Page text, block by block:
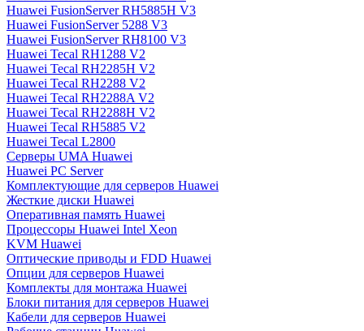
Huawei FusionServer RH5885H V3
Huawei FusionServer 5288 V3
Huawei FusionServer RH8100 V3
Huawei Tecal RH1288 V2
Huawei Tecal RH2285H V2
Huawei Tecal RH2288 V2
Huawei Tecal RH2288A V2
Huawei Tecal RH2288H V2
Huawei Tecal RH5885 V2
Huawei Tecal L2800
Серверы UMA Huawei
Huawei PC Server
Комплектующие для серверов Huawei
Жесткие диски Huawei
Оперативная память Huawei
Процессоры Huawei Intel Xeon
KVM Huawei
Оптические приводы и FDD Huawei
Опции для серверов Huawei
Комплекты для монтажа Huawei
Блоки питания для серверов Huawei
Кабели для серверов Huawei